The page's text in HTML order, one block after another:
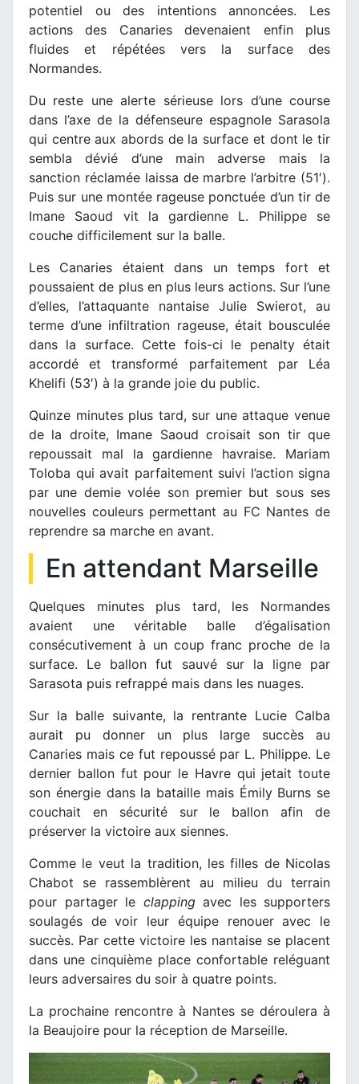
potentiel ou des intentions annoncées. Les
actions des Canaries devenaient enfin plus
fluides et répétées vers la surface des
Normandes.
Du reste une alerte sérieuse lors d’une course
dans l’axe de la défenseure espagnole Sarasola
qui centre aux abords de la surface et dont le tir
sembla dévié d’une main adverse mais la
sanction réclamée laissa de marbre l’arbitre (51′).
Puis sur une montée rageuse ponctuée d’un tir de
Imane Saoud vit la gardienne L. Philippe se
couche difficilement sur la balle.
Les Canaries étaient dans un temps fort et
poussaient de plus en plus leurs actions. Sur l’une
d’elles, l’attaquante nantaise Julie Swierot, au
terme d’une infiltration rageuse, était bousculée
dans la surface. Cette fois-ci le penalty était
accordé et transformé parfaitement par Léa
Khelifi (53′) à la grande joie du public.
Quinze minutes plus tard, sur une attaque venue
de la droite, Imane Saoud croisait son tir que
repoussait mal la gardienne havraise. Mariam
Toloba qui avait parfaitement suivi l’action signa
par une demie volée son premier but sous ses
nouvelles couleurs permettant au FC Nantes de
reprendre sa marche en avant.
En attendant Marseille
Quelques minutes plus tard, les Normandes
avaient une véritable balle d’égalisation
consécutivement à un coup franc proche de la
surface. Le ballon fut sauvé sur la ligne par
Sarasota puis refrappé mais dans les nuages.
Sur la balle suivante, la rentrante Lucie Calba
aurait pu donner un plus large succès au
Canaries mais ce fut repoussé par L. Philippe. Le
dernier ballon fut pour le Havre qui jetait toute
son énergie dans la bataille mais Émily Burns se
couchait en sécurité sur le ballon afin de
préserver la victoire aux siennes.
Comme le veut la tradition, les filles de Nicolas
Chabot se rassemblèrent au milieu du terrain
pour partager le clapping avec les supporters
soulagés de voir leur équipe renouer avec le
succès. Par cette victoire les nantaise se placent
dans une cinquième place confortable reléguant
leurs adversaires du soir à quatre points.
La prochaine rencontre à Nantes se déroulera à
la Beaujoire pour la réception de Marseille.